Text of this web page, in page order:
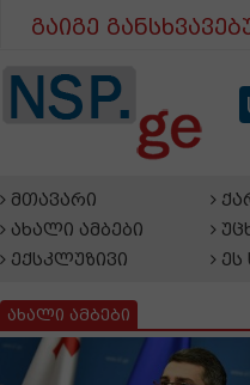
გაიგე
მთავარი
ახალი ამბები
ექსკლუზივი
ახალი ამბები